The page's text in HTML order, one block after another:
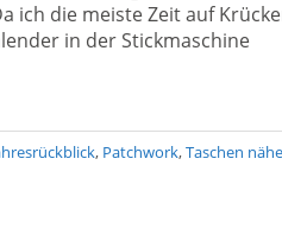
ich die meiste Zeit auf
in der Stickmaschine
, Patchwork,Taschen